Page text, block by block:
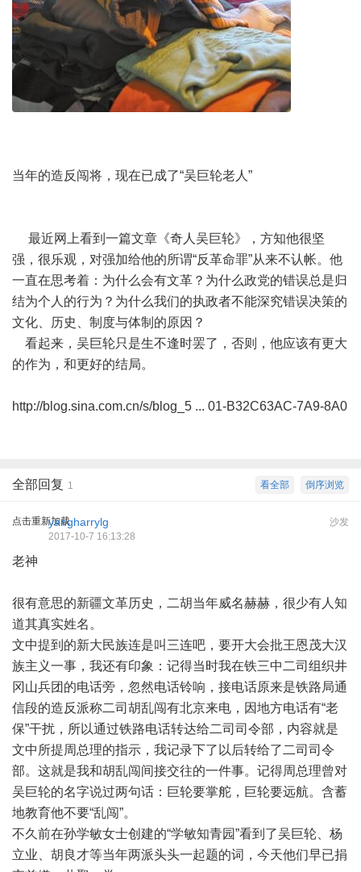
当年的造反闯将，现在已成了“吴巨轮老人”
最近网上看到一篇文章《奇人吴巨轮》，方知他很坚
强，很乐观，对强加给他的所谓“反革命罪”从来不认帐。他
一直在思考着：为什么会有文革？为什么政党的错误总是归
结为个人的行为？为什么我们的执政者不能深究错误决策的
文化、历史、制度与体制的原因？
看起来，吴巨轮只是生不逢时罢了，否则，他应该有更大
的作为，和更好的结局。
http://blog.sina.com.cn/s/blog_5 ... 01-B32C63AC-7A9-8A0
倒序浏览
看全部
全部回复 1
点击重新加载 沙发
yangharrylg
2017-10-7 16:13:28
老神
很有意思的新疆文革历史，二胡当年威名赫赫，很少有人知
道其真实姓名。
文中提到的新大民族连是叫三连吧，要开大会批王恩茂大汉
族主义一事，我还有印象：记得当时我在铁三中二司组织井
冈山兵团的电话旁，忽然电话铃响，接电话原来是铁路局通
信段的造反派称二司胡乱闯有北京来电，因地方电话有“老
保”干扰，所以通过铁路电话转达给二司司令部，内容就是
文中所提周总理的指示，我记录下了以后转给了二司司令
部。这就是我和胡乱闯间接交往的一件事。记得周总理曾对
吴巨轮的名字说过两句话：巨轮要掌舵，巨轮要远航。含蓄
地教育他不要“乱闯”。
不久前在孙学敏女士创建的“学敏知青园”看到了吴巨轮、杨
立业、胡良才等当年两派头头一起题的词，今天他们早已捐